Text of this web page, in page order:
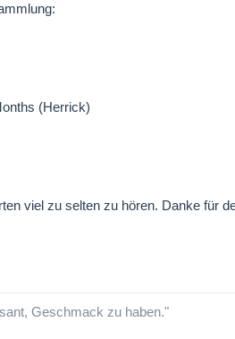
(Herrick)
viel zu selten zu hören. Danke für
Geschmack zu haben."